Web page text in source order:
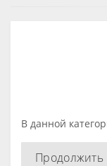
В данной
Продолжить